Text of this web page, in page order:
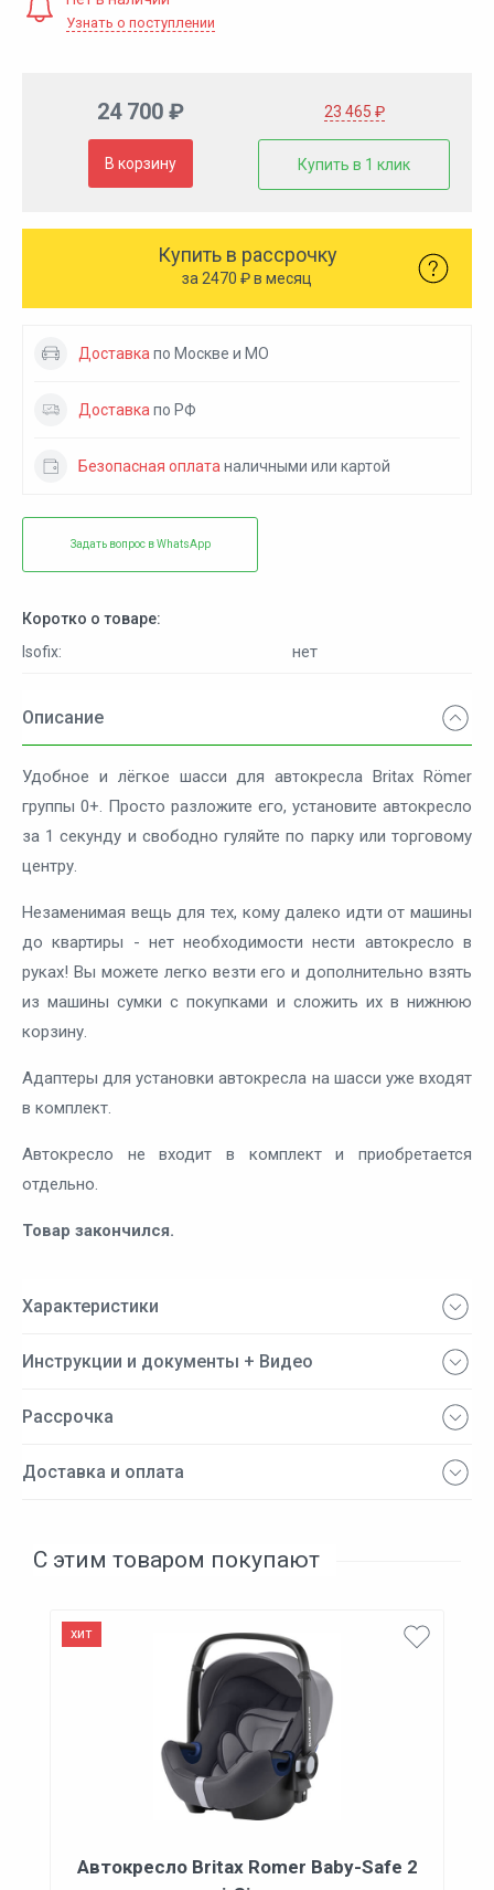
Узнать о поступлении
24 700 ₽
В корзину
23 465 ₽
Купить в 1 клик
Купить в рассрочку
за 2470 ₽ в месяц
Доставка по Москве и МО
Доставка по РФ
Безопасная оплата наличными или картой
Задать вопрос в WhatsApp
Коротко о товаре:
Isofix:
нет
Описание
Удобное и лёгкое шасси для автокресла Britax Römer
группы 0+. Просто разложите его, установите автокресло
за 1 секунду и свободно гуляйте по парку или торговому
центру.
Незаменимая вещь для тех, кому далеко идти от машины
до квартиры - нет необходимости нести автокресло в
руках! Вы можете легко везти его и дополнительно взять
из машины сумки с покупками и сложить их в нижнюю
корзину.
Адаптеры для установки автокресла на шасси уже входят
в комплект.
Автокресло не входит в комплект и приобретается
отдельно.
Товар закончился.
Характеристики
Инструкции и документы + Видео
Рассрочка
Доставка и оплата
С этим товаром покупают
хит
Автокресло Britax Romer Baby-Safe 2